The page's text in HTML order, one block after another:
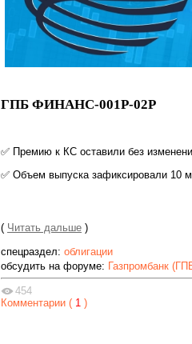
ГПБ ФИНАНС-001Р-02Р
✅ Премию к КС оставили без
✅ Объем выпуска зафиксировали 10
( Читать дальше )
спецраздел: облигации
обсудить на форуме: Газпромбанк
454
Комментарии ( 1 )